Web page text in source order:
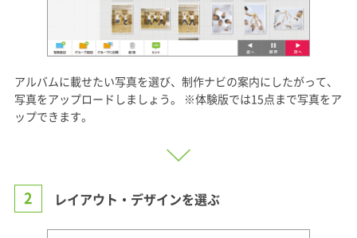
アルバムに載せたい写真を選び、制作ナビの案内にしたがって、
写真をアップロードしましょう。 ※体験版では15点まで写真をア
ップできます。
2 レイアウト・デザインを選ぶ